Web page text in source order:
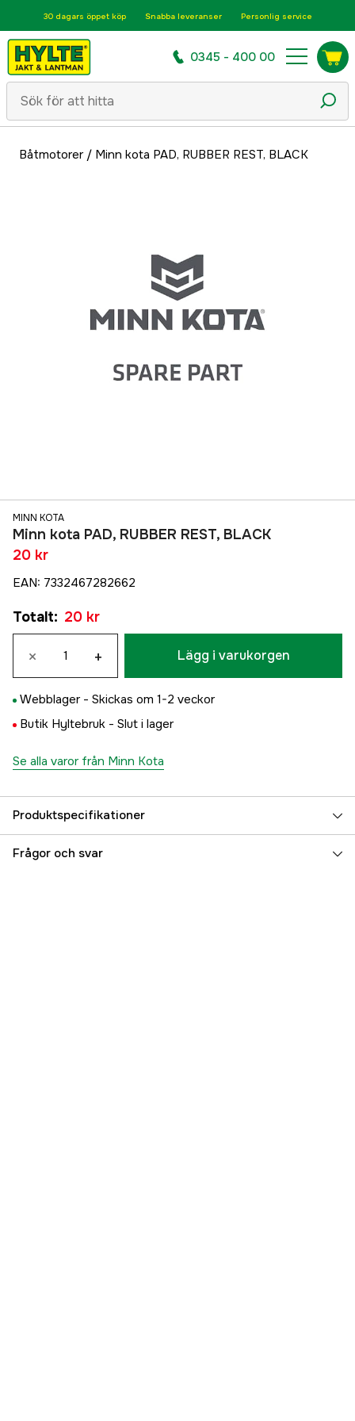
30 dagars öppet köp Snabba leveranser Personlig service
0345 - 400 00
Båtmotorer/ Minn kota PAD, RUBBER REST, BLACK
MINN KOTA
Minn kota PAD, RUBBER REST, BLACK
20 kr
EAN: 7332467282662
Totalt: 20 kr
× + Lägg i varukorgen
Webblager - Skickas om 1-2 veckor
Butik Hyltebruk - Slut i lager
Se alla varor från Minn Kota
Produktspecifikationer
Referensnummer 5000078981
Frågor och svar